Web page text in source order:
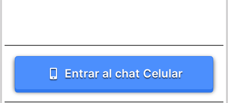
Entrar al chat Celular